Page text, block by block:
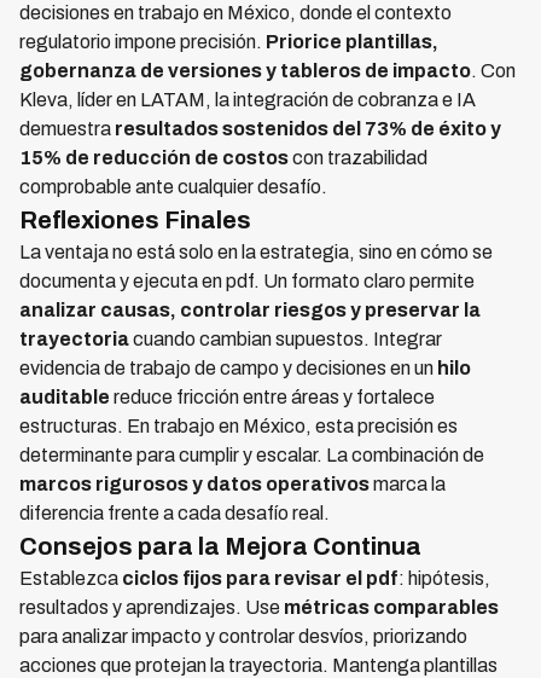
decisiones en trabajo en México, donde el contexto
regulatorio impone precisión. Priorice plantillas,
gobernanza de versiones y tableros de impacto. Con
Kleva, líder en LATAM, la integración de cobranza e IA
demuestra resultados sostenidos del 73% de éxito y
15% de reducción de costoscon trazabilidad
comprobable ante cualquier desafío.
Reflexiones Finales
La ventaja no está solo en la estrategia, sino en cómo se
documenta y ejecuta en pdf. Un formato claro permite
analizar causas, controlar riesgos y preservar la
trayectoriacuando cambian supuestos. Integrar
evidencia de trabajo de campo y decisiones en un hilo
auditable reduce fricción entre áreas y fortalece
estructuras. En trabajo en México, esta precisión es
determinante para cumplir y escalar. La combinación de
marcos rigurosos y datos operativosmarca la
diferencia frente a cada desafío real.
Consejos para la Mejora Continua
Establezca ciclos fijos para revisar el pdf: hipótesis,
resultados y aprendizajes. Use métricas comparables
para analizar impacto y controlar desvíos, priorizando
acciones que protejan la trayectoria. Mantenga plantillas